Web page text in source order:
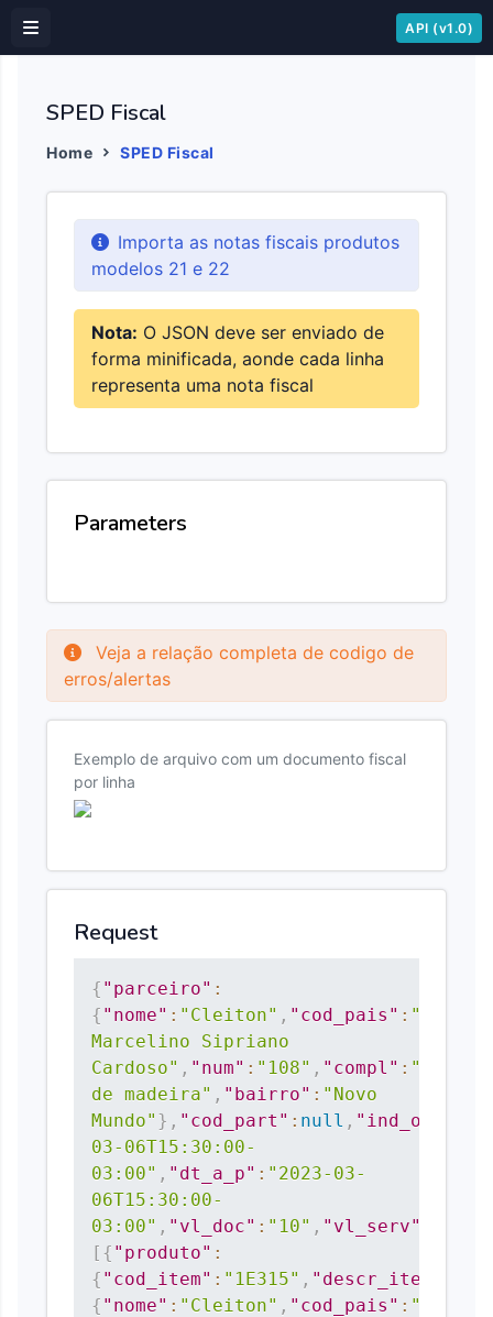
API (v1.0)
SPED Fiscal
Home SPED Fiscal
Importa as notas fiscais produtos
modelos 21 e 22
Nota: O JSON deve ser enviado de
forma minificada, aonde cada linha
representa uma nota fiscal
Parameters
Veja a relação completa de codigo de
erros/alertas
Exemplo de arquivo com um documento fiscal
por linha
Request
{ "parceiro" :
{ "nome" : "Cleiton" , "cod_pais" : "01058"
Marcelino Sipriano
Cardoso" , "num" : "108" , "compl" :
de madeira" , "bairro" : "Novo
Mundo" } , "cod_part" : null , "ind_oper"
03-06T15:30:00-
03:00" , "dt_a_p" : "2023-03-
06T15:30:00-
03:00" , "vl_doc" : "10" , "vl_serv"
[ { "produto" :
{ "cod_item" : "1E315" , "descr_item"
{ "nome" : "Cleiton" , "cod_pais" : "01058"